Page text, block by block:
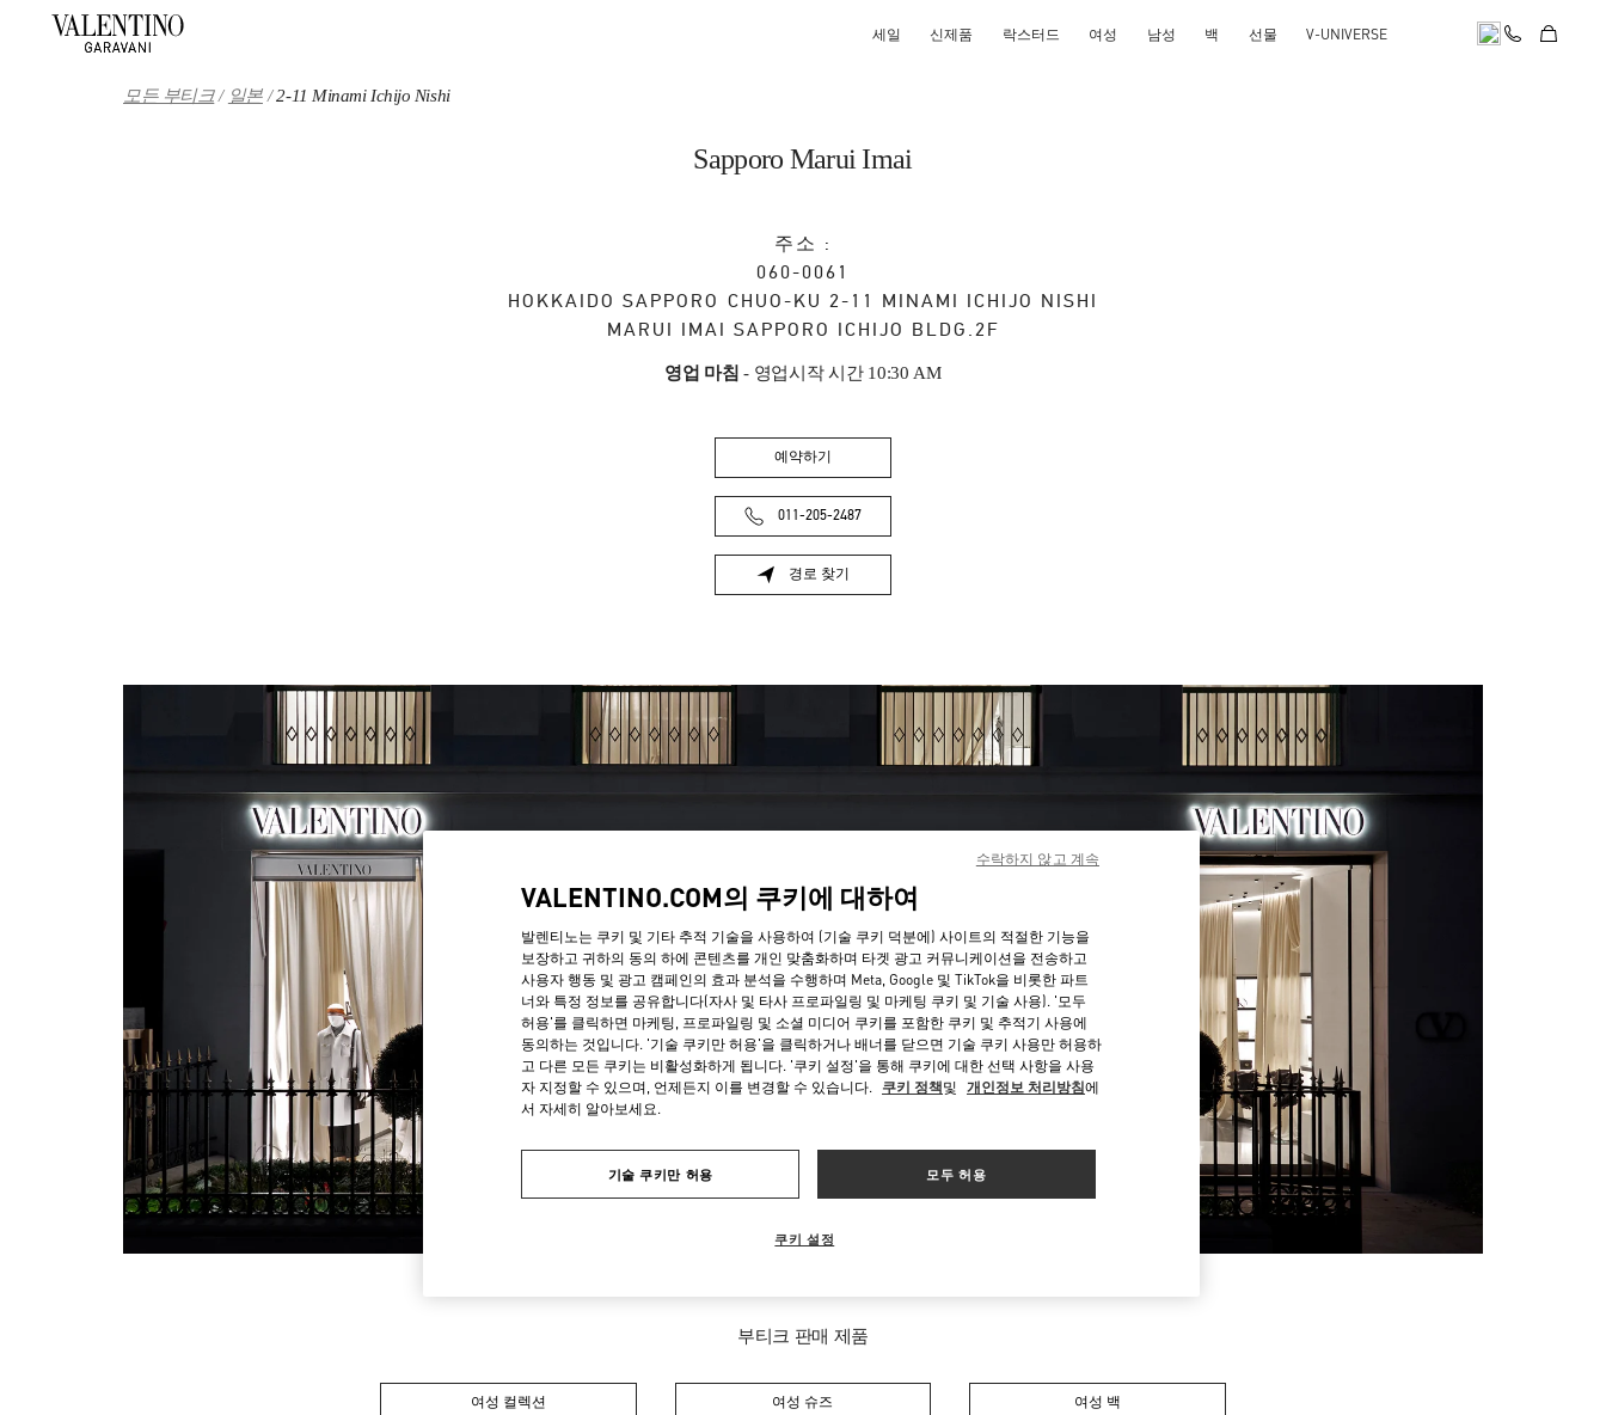
세일 신제품 락스터드 여성 남성 백 선물 V-UNIVERSE
모든 부티크 일본 2-11 Minami Ichijo Nishi
Sapporo Marui Imai
주소 :
060-0061
HOKKAIDO SAPPORO CHUO-KU 2-11 MINAMI ICHIJO NISHI
MARUI IMAI SAPPORO ICHIJO BLDG.2F
영업 마침 - 영업시작 시간 10:30 AM
예약하기
011-205-2487
경로 찾기
Link Opens in New Tab
영업시간
요일시간
일요일 10:30 AM-7:30 PM
월요일
10:30 AM-7:30 PM
화요일
10:30 AM-7:30 PM
수요일
10:30 AM -7:30 PM
목요일
10:30 AM- 7:30 PM
금요일
10:30 AM- 7:30 PM
부티크 판매 제품
여성 컬렉션 여성 슈즈 여성 백
VALENTINO.COM의 쿠키에 대하여
발렌티노는 쿠키 및 기타 추적 기술을 사용하여 (기술 쿠키 덕분에) 사이트의 적절한 기능을
보장하고 귀하의 동의 하에 콘텐츠를 개인 맞춤화하며 타겟 광고 커뮤니케이션을 전송하고
사용자 행동 및 광고 캠페인의 효과 분석을 수행하며 Meta, Google 및 TikTok을 비롯한 파트
너와 특정 정보를 공유합니다(자사 및 타사 프로파일링 및 마케팅 쿠키 및 기술 사용). '모두
허용'를 클릭하면 마케팅, 프로파일링 및 소셜 미디어 쿠키를 포함한 쿠키 및 추적기 사용에
동의하는 것입니다. '기술 쿠키만 허용'을 클릭하거나 배너를 닫으면 기술 쿠키 사용만 허용하
고 다른 모든 쿠키는 비활성화하게 됩니다. '쿠키 설정'을 통해 쿠키에 대한 선택 사항을 사용
자 지정할 수 있으며, 언제든지 이를 변경할 수 있습니다. 쿠키 정책및 개인정보 처리방침에
서 자세히 알아보세요.
기술 쿠키만 허용 모두 허용
쿠키 설정
수락하지 않고 계속